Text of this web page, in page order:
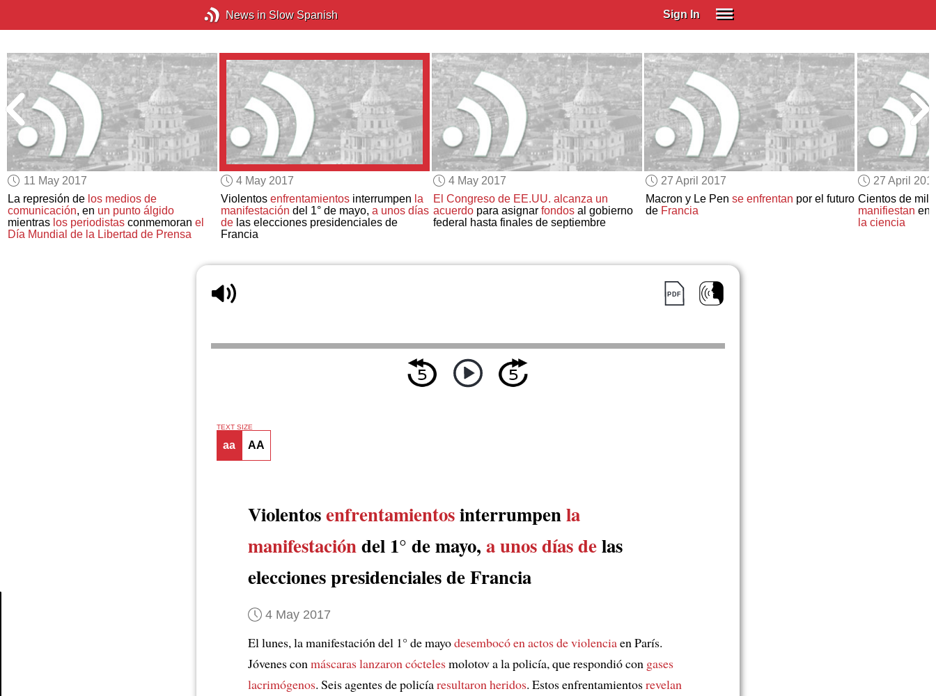
News in Slow Spanish Sign In
Spanish (Spain)
Spanish (Latino)
SUBSCRIBE
EDUCATIONAL LICENSES
GIFT CARDS
OTHER LANGUAGES
11 May 2017
La represión de los medios de
comunicación, en un punto álgido
mientras los periodistas conmemoranel
Día Mundial de la Libertad de Prensa
4 May 2017
Violentos enfrentamientosinterrumpen la
manifestación del 1° de mayo, a unos días
delas elecciones presidenciales de
Francia
4 May 2017
El Congreso de EE.UU. alcanza un
acuerdopara asignar fondosal gobierno
federal hasta finales de septiembre
27 April 2017
Macron y Le Pen se enfrentan por el futuro
de Francia
27 April
Cientos de
manifiestan en
la ciencia
TEXT SIZE
aa AA
Violentosenfrentamientosinterrumpenla
manifestacióndel 1° de mayo, a unos días delas
elecciones presidenciales de Francia
4 May 2017
El lunes, la manifestación del 1° de mayodesembocó en actos de violenciaen París.
Jóvenes conmáscaraslanzaroncóctelesmolotov a la policía, que respondió con gases
lacrimógenos. Seis agentes de policíaresultaron heridos. Estos enfrentamientosrevelan